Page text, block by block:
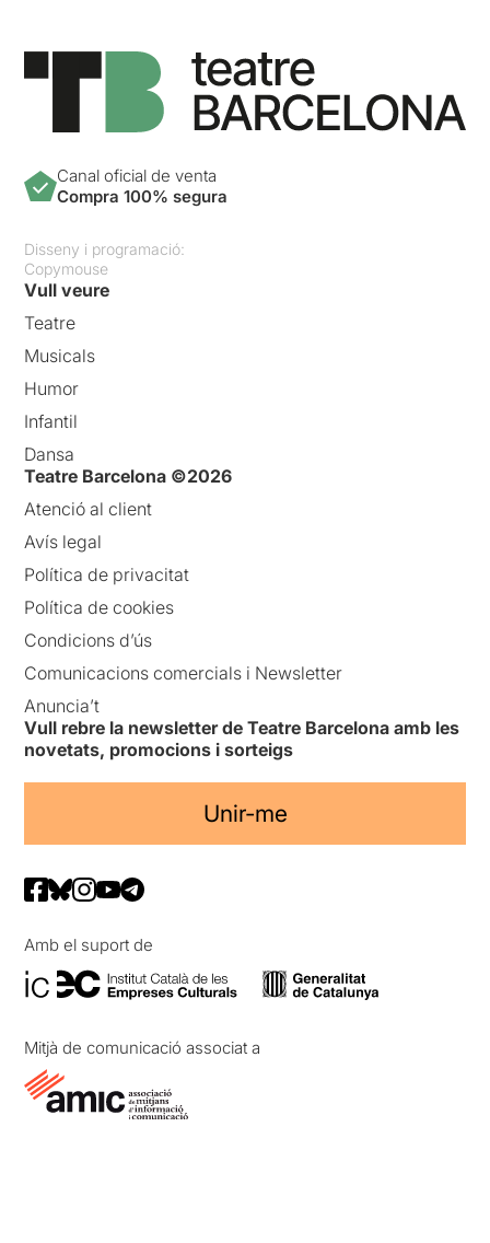
Canal oficial de venta
Compra 100% segura
Disseny i programació:
Copymouse
Vull veure
Teatre
Musicals
Humor
Infantil
Dansa
Teatre Barcelona ©2026
Atenció al client
Avís legal
Política de privacitat
Política de cookies
Condicions d’ús
Comunicacions comercials i Newsletter
Anuncia’t
Vull rebre la newsletter de Teatre Barcelona amb les
novetats, promocions i sorteigs
Unir-me
Amb el suport de
Mitjà de comunicació associat a